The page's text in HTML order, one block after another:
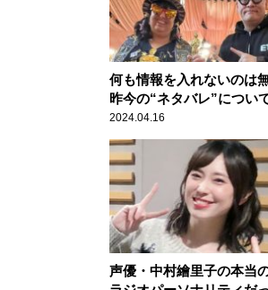
何も情報を入れないのは
昨今の“ネタバレ”につい
と
2024.04.16
声優・中村繪里子の本当